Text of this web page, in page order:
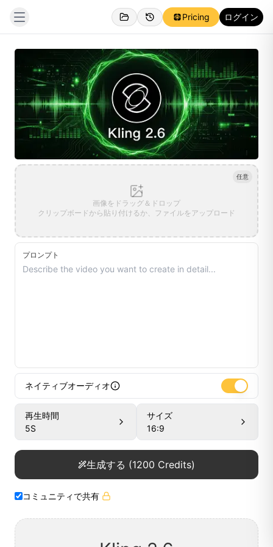
Pricing ログイン
任意
画像をドラッグ＆ドロップ
クリップボードから貼り付けるか、ファイルをアップロード
プロンプト
ネイティブオーディオ
再生時間
5S
サイズ
16:9
生成する (1200 Credits)
コミュニティで共有